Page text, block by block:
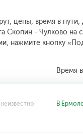
цены, время в
Скопин - Чулково
нажмите кнопку
Время
В